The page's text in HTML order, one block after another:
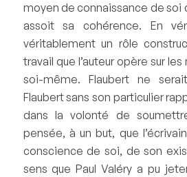
moyen de connaissance de soi
assoit sa cohérence. En
véritablement un rôle
travail que l’auteur opère sur
soi-même. Flaubert ne
Flaubert sans son particulier
dans la volonté de
pensée, à un but, que
conscience de soi, de son
sens que Paul Valéry a pu